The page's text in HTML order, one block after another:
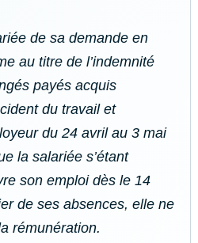
de sa demande en
au titre de l’indemnité
payés acquis
du travail et
du 24 avril au 3 mai
la salariée s’étant
son emploi dès le 14
de ses absences, elle ne
rémunération.